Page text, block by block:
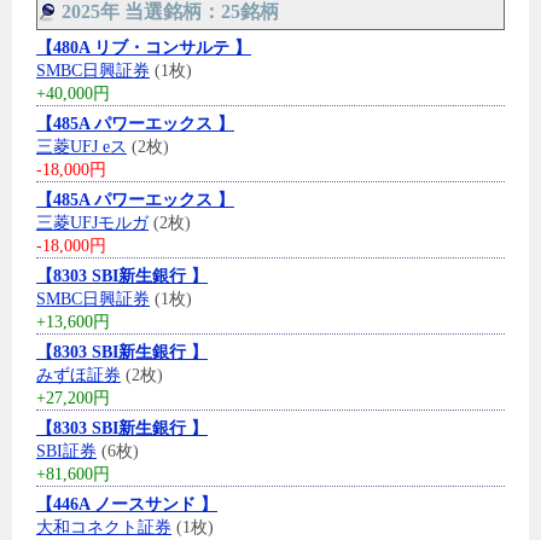
2025年 当選銘柄：25銘柄
【480A リブ・コンサルテ 】
SMBC日興証券 (1枚)
+40,000円
【485A パワーエックス 】
三菱UFJ eス (2枚)
-18,000円
【485A パワーエックス 】
三菱UFJモルガ(2枚)
-18,000円
【8303 SBI新生銀行 】
SMBC日興証券 (1枚)
+13,600円
【8303 SBI新生銀行 】
みずほ証券 (2枚)
+27,200円
【8303 SBI新生銀行 】
SBI証券 (6枚)
+81,600円
【446A ノースサンド 】
大和コネクト証券 (1枚)